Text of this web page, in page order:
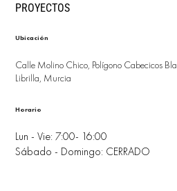
PROYECTOS
Ubicación
Calle Molino Chico, Polígono Cabecicos
Librilla, Murcia
Lun - Vie: 7:00- 16:00
Sábado - Domingo: CERRADO
Horario